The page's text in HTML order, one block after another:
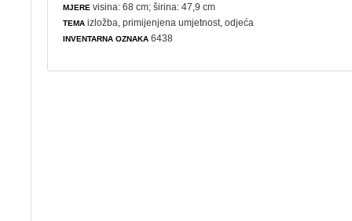
MJERE visina: 68 cm; širina: 47,9 cm
TEMA izložba ,primijenjena umjetnost ,odjeća
INVENTARNA OZNAKA 6438